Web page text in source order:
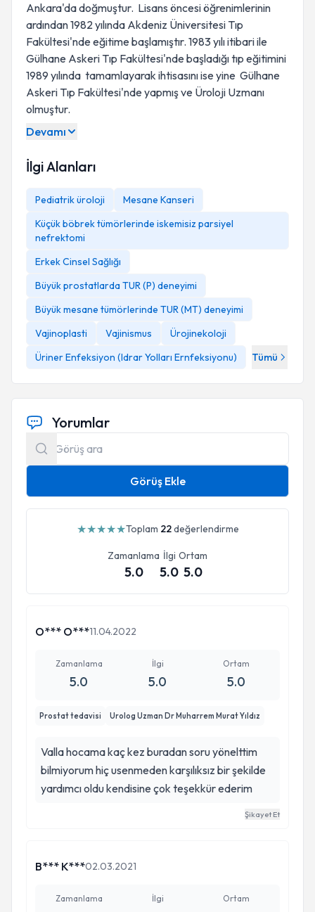
Ankara'da doğmuştur. Lisans öncesi öğrenimlerinin
ardından 1982 yılında Akdeniz Üniversitesi Tıp
Fakültesi'nde eğitime başlamıştır. 1983 yılı itibari ile
Gülhane Askeri Tıp Fakültesi'nde başladığı tıp eğitimini
1989 yılında tamamlayarak ihtisasını ise yine Gülhane
Askeri Tıp Fakültesi'nde yapmış ve Üroloji Uzmanı
olmuştur.
Devamı
İlgi Alanları
Pediatrik üroloji
Mesane Kanseri
Küçük böbrek tümörlerinde iskemisiz parsiyel
nefrektomi
Erkek Cinsel Sağlığı
Büyük prostatlarda TUR (P) deneyimi
Büyük mesane tümörlerinde TUR (MT) deneyimi
Vajinoplasti
Vajinismus
Ürojinekoloji
Üriner Enfeksiyon (Idrar Yolları Ernfeksiyonu)
Tümü
Yorumlar
Görüş Ekle
★★★★★Toplam 22değerlendirme
Zamanlama
5.0
İlgi
5.0
Ortam
5.0
O*** O***11.04.2022
Zamanlama
5.0
İlgi
5.0
Ortam
5.0
Prostat tedavisi Urolog Uzman Dr Muharrem Murat Yıldız
Valla hocama kaç kez buradan soru yönelttim
bilmiyorum hiç usenmeden karşılıksız bir şekilde
yardımcı oldu kendisine çok teşekkür ederim
Şikayet Et
B*** K***02.03.2021
Zamanlama İlgi Ortam